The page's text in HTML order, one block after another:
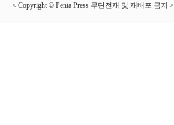
< Copyright © Penta Press 무단전재 및 재배포 금지 >